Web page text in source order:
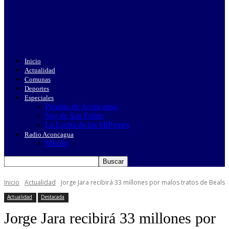
Inicio
Actualidad
Comunas
Deportes
Especiales
Picadas de Aconcagua
Soy de San Felipe
La Lucha de las MiPymes
Radio Aconcagua
Misión
Inicio Actualidad Jorge Jara recibirá 33 millones por malos tratos de Beals
Actualidad Destacada
Jorge Jara recibirá 33 millones por